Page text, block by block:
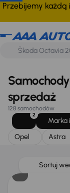
Przebijemy każdą
Opel Astra
sprzedaż
128 samochodów
2
Marka
Opel
Astra
Sortuj
Taniej o 500 zł